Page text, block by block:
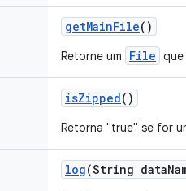
getMainFile()
Retorne um File
isZipped()
Retorna "true" se for
log(String data